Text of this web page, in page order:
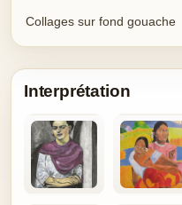
Collages sur fond gouache
Interprétation